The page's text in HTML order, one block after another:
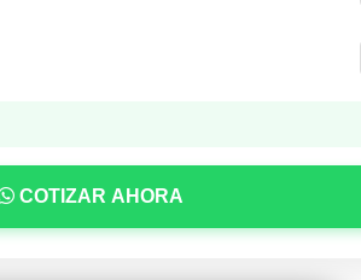
COTIZAR AHORA